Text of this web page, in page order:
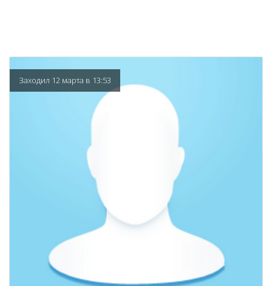
Заходил 12 марта в 13:53